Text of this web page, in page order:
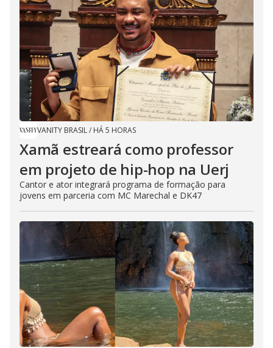
VANITY BRASIL/ HÁ 5 HORAS
Xamã estreará como professor
em projeto de hip-hop na Uerj
Cantor e ator integrará programa de formação para
jovens em parceria com MC Marechal e DK47